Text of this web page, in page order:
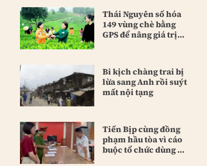
Thái Nguyên số hóa
149 vùng chè bằng
GPS để nâng giá trị
Bi kịch chàng trai bị
lừa sang Anh rồi suýt
mất nội tạng
Tiến Bịp cùng đồng
phạm hầu tòa vì cáo
buộc tổ chức dùng ma